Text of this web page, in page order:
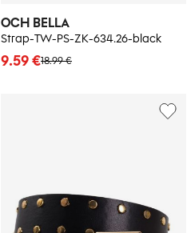
OCH BELLA
Strap-TW-PS-ZK-634.26-black
18.99 €
9.59 €